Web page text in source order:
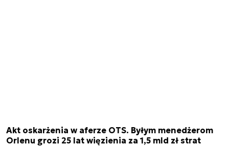
Akt oskarżenia w aferze OTS. Byłym menedżerom
Orlenu grozi 25 lat więzienia za 1,5 mld zł strat